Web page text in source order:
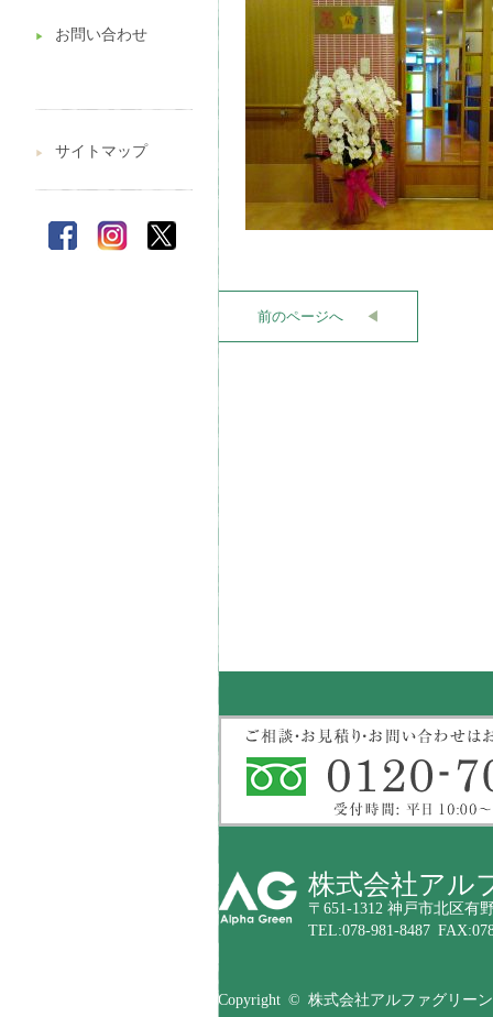
▶︎ お問い合わせ
▶︎ サイトマップ
前のページへ ◀︎
株式会社アル
〒651-1312 神戸市北区有
TEL:078-981-8487
Copyright © 株式会社アルファグリーン